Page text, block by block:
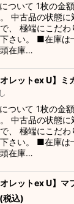
ついて 1枚の金
。 中古品の状態
、 極端にこだ
さい。 ■在庫は
在庫…
オレットex U】
ついて 1枚の金
。 中古品の状態
、 極端にこだ
さい。 ■在庫は
在庫…
オレットex U】
(税込)